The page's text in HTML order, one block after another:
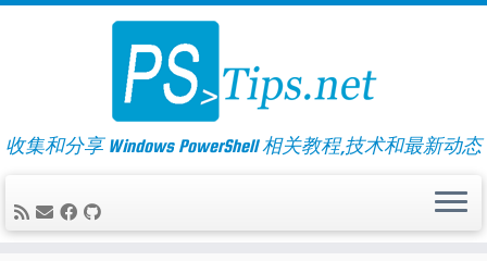
Skip
收集和分享 Windows PowerShell 相关教程,技术和最新动态